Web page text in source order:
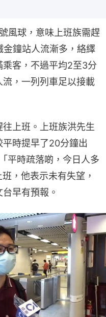
風球，意味上班族需趕
金鐘站人流漸多，絡繹
客，不過平均2至3分
，一列列車足以接載
上班。上班族洪先生
時提早了20分鐘出
平時疏落啲，今日人多
，他表示未有失望，
早有預報。